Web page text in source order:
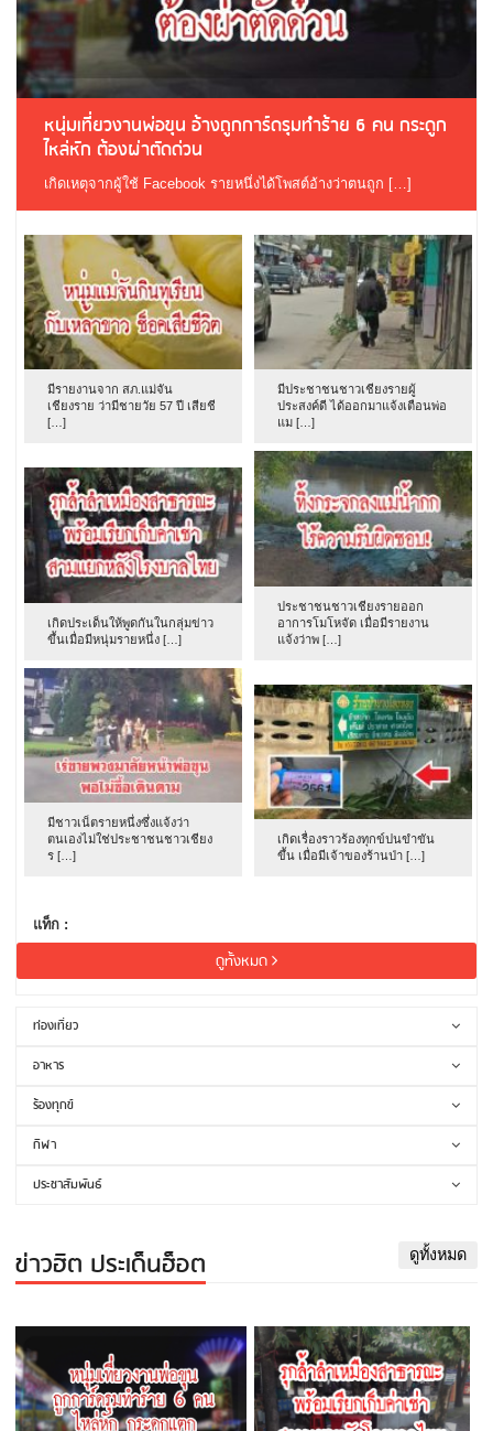
หนุ่มเที่ยวงานพ่อขุน อ้างถูกการ์ดรุมทำร้าย 6 คน กระดูก
ไหล่หัก ต้องผ่าตัดด่วน
เกิดเหตุจากผู้ใช้ Facebook รายหนึ่งได้โพสต์อ้างว่าตนถูก […]
มีรายงานจาก สภ.แม่จัน
เชียงราย ว่ามีชายวัย 57 ปี เสียชี
[…]
มีประชาชนชาวเชียงรายผู้
ประสงค์ดี ได้ออกมาแจ้งเตือนพ่อ
แม […]
เกิดประเด็นให้พูดกันในกลุ่มข่าว
ขึ้นเมื่อมีหนุ่มรายหนึ่ง […]
ประชาชนชาวเชียงรายออก
อาการโมโหจัด เมื่อมีรายงาน
แจ้งว่าพ […]
มีชาวเน็ตรายหนึ่งซึ่งแจ้งว่า
ตนเองไม่ใช่ประชาชนชาวเชียง
ร […]
เกิดเรื่องราวร้องทุกข์ปนขำขัน
ขึ้น เมื่อมีเจ้าของร้านป่า […]
แท็ก :
ดูทั้งหมด
ท่องเที่ยว
อาหาร
ร้องทุกข์
กีฬา
ประชาสัมพันธ์
ข่าวฮิต ประเด็นฮ็อต ดูทั้งหมด